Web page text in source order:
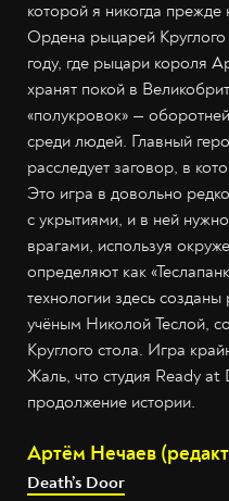
которой я никогда
Ордена рыцарей Круглого
году, где рыцари короля
хранят покой в
«полукровок» —
среди людей. Главный
расследует заговор, в
Это игра в довольно
с укрытиями, и в ней
врагами, используя
определяют как
технологии здесь
учёным Николой Теслой,
Круглого стола. Игра
Жаль, что студия Ready at
продолжение истории.
Артём Нечаев
Death’s Door